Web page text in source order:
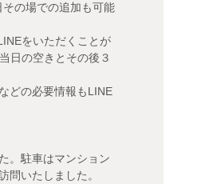
の場での追加も可能
をいただくことが
日の空きとその後３
どの必要情報もLINE
。駐車はマンション
問いたしました。